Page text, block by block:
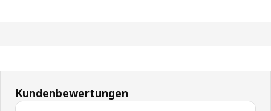
Kundenbewertungen